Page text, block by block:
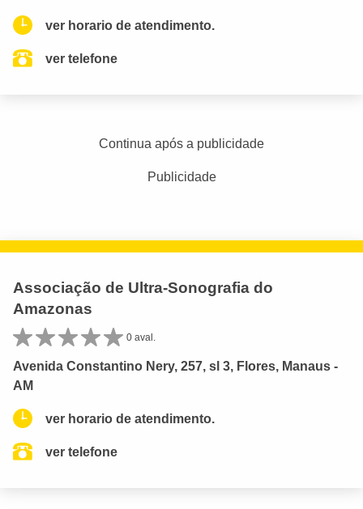
ver horario de atendimento.
ver telefone
Continua após a publicidade
Publicidade
Associação de Ultra-Sonografia do
Amazonas
0 aval.
Avenida Constantino Nery, 257, sl 3, Flores, Manaus -
AM
ver horario de atendimento.
ver telefone